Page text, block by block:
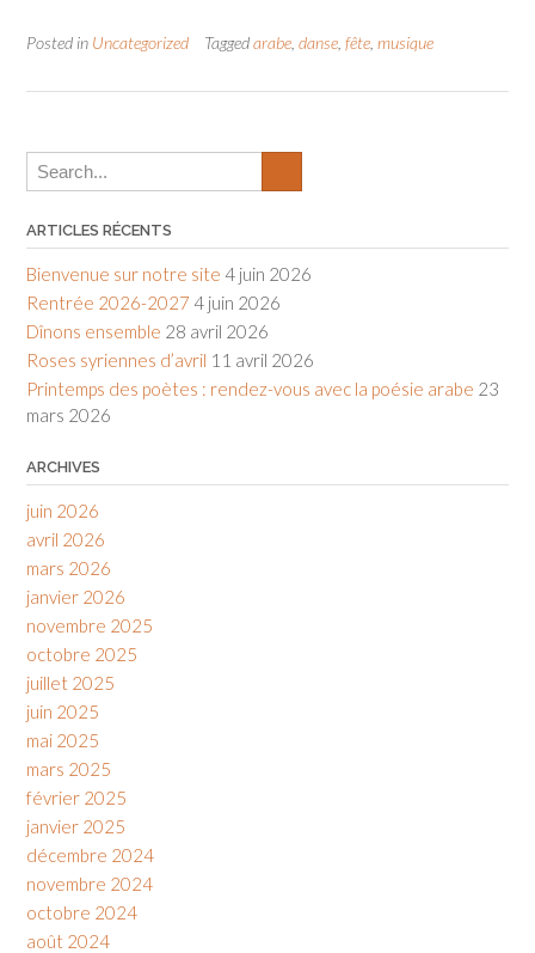
Posted in Uncategorized Taggedarabe danse fête musique
ARTICLES RÉCENTS
Bienvenue sur notre site 4 juin 2026
Rentrée 2026-2027 4 juin 2026
Dînons ensemble 28 avril 2026
Roses syriennes d’avril 11 avril 2026
Printemps des poètes : rendez-vous avec la poésie arabe 23
mars 2026
ARCHIVES
juin 2026
avril 2026
mars 2026
janvier 2026
novembre 2025
octobre 2025
juillet 2025
juin 2025
mai 2025
mars 2025
février 2025
janvier 2025
décembre 2024
novembre 2024
octobre 2024
août 2024